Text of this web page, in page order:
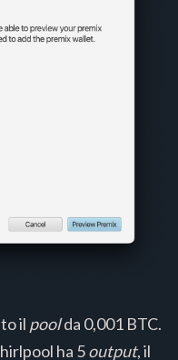
il poolda 0,001 BTC.
ha 5output, il